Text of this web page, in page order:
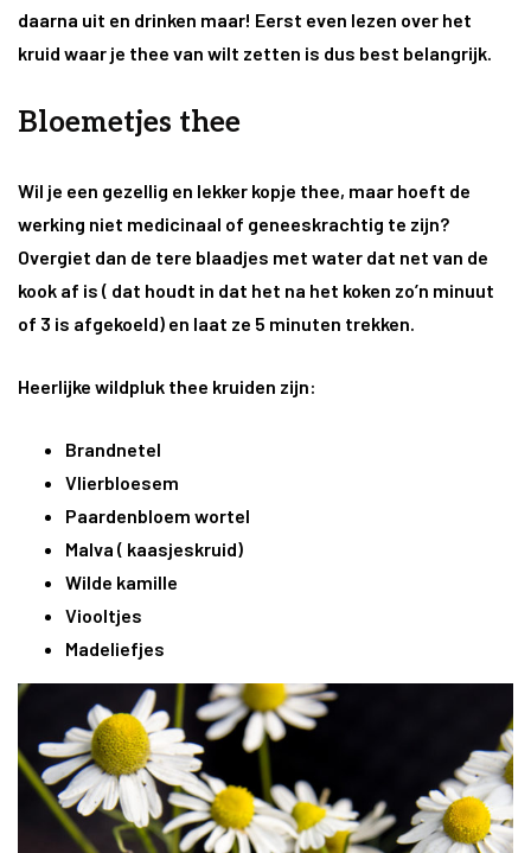
daarna uit en drinken maar! Eerst even lezen over het
kruid waar je thee van wilt zetten is dus best belangrijk.
Bloemetjes thee
Wil je een gezellig en lekker kopje thee, maar hoeft de
werking niet medicinaal of geneeskrachtig te zijn?
Overgiet dan de tere blaadjes met water dat net van de
kook af is ( dat houdt in dat het na het koken zo’n minuut
of 3 is afgekoeld) en laat ze 5 minuten trekken.
Heerlijke wildpluk thee kruiden zijn:
Brandnetel
Vlierbloesem
Paardenbloem wortel
Malva ( kaasjeskruid)
Wilde kamille
Viooltjes
Madeliefjes